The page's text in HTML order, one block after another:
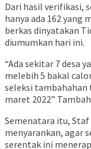
Dari hasil verifikasi,
hanya ada 162 yang
berkas dinyatakan
diumumkan hari ini.
“Ada sekitar 7 desa
melebih 5 bakal
seleksi tambahahan
maret 2022”
Semenatara itu,
menyarankan, agar
serentak ini